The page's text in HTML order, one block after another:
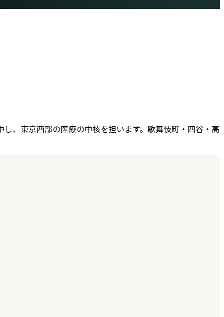
、東京西部の医療の中核を担います。歌舞伎町・四谷・高